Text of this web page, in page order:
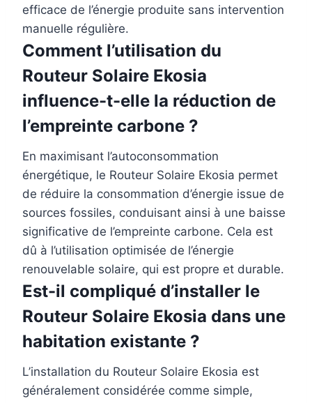
efficace de l’énergie produite sans intervention
manuelle régulière.
Comment l’utilisation du
Routeur Solaire Ekosia
influence-t-elle la réduction de
l’empreinte carbone ?
En maximisant l’autoconsommation
énergétique, le Routeur Solaire Ekosia permet
de réduire la consommation d’énergie issue de
sources fossiles, conduisant ainsi à une baisse
significative de l’empreinte carbone. Cela est
dû à l’utilisation optimisée de l’énergie
renouvelable solaire, qui est propre et durable.
Est-il compliqué d’installer le
Routeur Solaire Ekosia dans une
habitation existante ?
L’installation du Routeur Solaire Ekosia est
généralement considérée comme simple,